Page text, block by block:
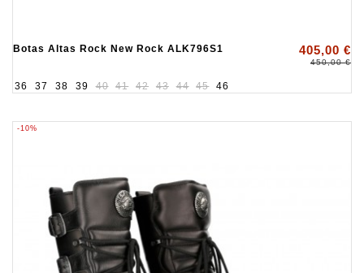
Botas Altas Rock New Rock ALK796S1 405,00 €
450,00 €
36 37 38 39 40 41 42 43 44 45 46
-10%